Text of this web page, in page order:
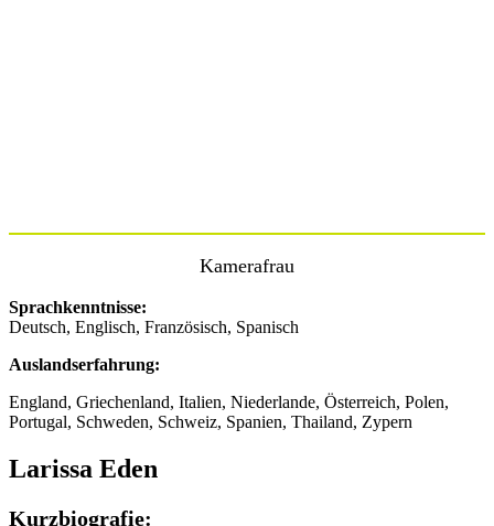
Kamerafrau
Sprachkenntnisse:
Deutsch, Englisch, Französisch, Spanisch
Auslandserfahrung:
England, Griechenland, Italien, Niederlande, Österreich, Polen,
Portugal, Schweden, Schweiz, Spanien, Thailand, Zypern
Larissa Eden
Kurzbiografie: